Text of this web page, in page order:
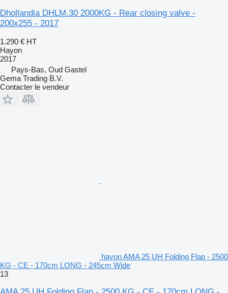
Dhollandia DHLM.30 2000KG - Rear closing valve -
200x255 - 2017
1.290 € HT
Hayon
2017
Pays-Bas, Oud Gastel
Gema Trading B.V.
Contacter le vendeur
hayon AMA 25 UH Folding Flap - 2500
KG - CE - 170cm LONG - 245cm Wide
13